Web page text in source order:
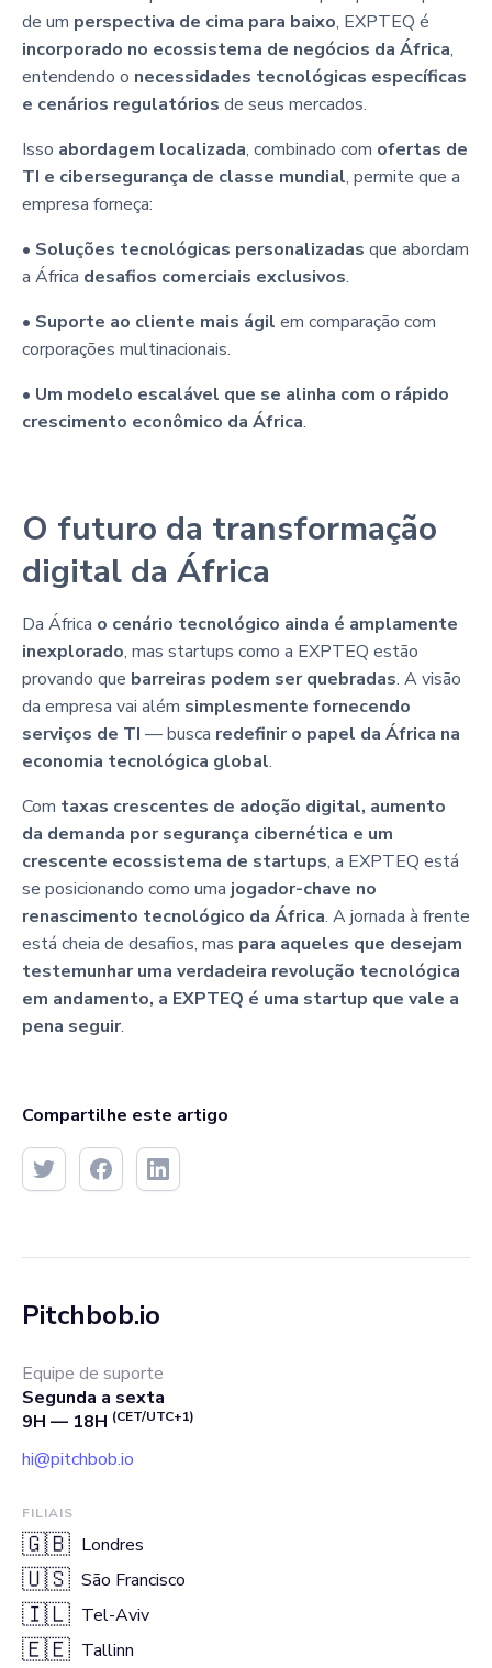
de um perspectiva de cima para baixo, EXPTEQ é
incorporado no ecossistema de negócios da África,
entendendo o necessidades tecnológicas específicas
e cenários regulatórios de seus mercados.
Isso abordagem localizada, combinado com ofertas de
TI e cibersegurança de classe mundial, permite que a
empresa forneça:
• Soluções tecnológicas personalizadas que abordam
a África desafios comerciais exclusivos.
• Suporte ao cliente mais ágil em comparação com
corporações multinacionais.
• Um modelo escalável que se alinha com o rápido
crescimento econômico da África.
O futuro da transformação
digital da África
Da África o cenário tecnológico ainda é amplamente
inexplorado, mas startups como a EXPTEQ estão
provando que barreiras podem ser quebradas. A visão
da empresa vai além simplesmente fornecendo
serviços de TI — busca redefinir o papel da África na
economia tecnológica global.
Com taxas crescentes de adoção digital, aumento
da demanda por segurança cibernética e um
crescente ecossistema de startups, a EXPTEQ está
se posicionando como uma jogador-chave no
renascimento tecnológico da África. A jornada à frente
está cheia de desafios, mas para aqueles que desejam
testemunhar uma verdadeira revolução tecnológica
em andamento, a EXPTEQ é uma startup que vale a
pena seguir.
Compartilhe este artigo
Pitchbob.io
Equipe de suporte
Segunda a sexta
9H — 18H (CET/UTC+1)
hi@pitchbob.io
FILIAIS
🇬🇧 Londres
🇺🇸 São Francisco
🇮🇱 Tel-Aviv
🇪🇪 Tallinn